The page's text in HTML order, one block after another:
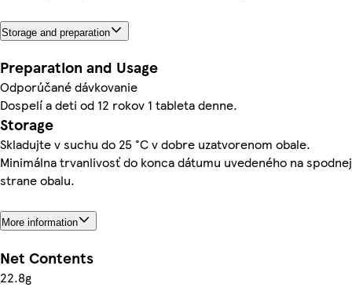
Storage and preparation
Preparation and Usage
Odporúčané dávkovanie
Dospelí a deti od 12 rokov 1 tableta denne.
Storage
Skladujte v suchu do 25 °C v dobre uzatvorenom obale.
Minimálna trvanlivosť do konca dátumu uvedeného na spodnej
strane obalu.
More information
Net Contents
22.8g